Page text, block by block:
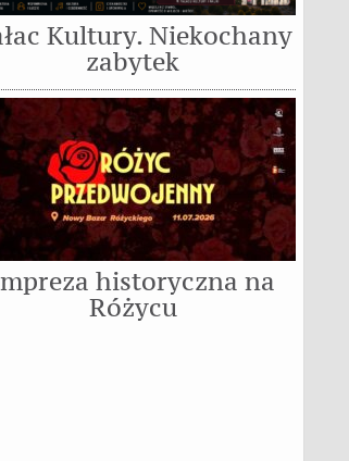
Kultury. Niekochany
zabytek
historyczna na
Różycu